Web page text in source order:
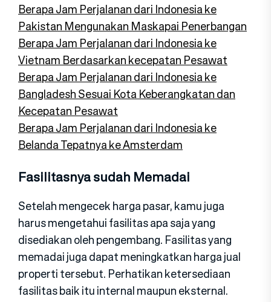
Berapa Jam Perjalanan dari Indonesia ke
Pakistan Mengunakan Maskapai Penerbangan
Berapa Jam Perjalanan dari Indonesia ke
Vietnam Berdasarkan kecepatan Pesawat
Berapa Jam Perjalanan dari Indonesia ke
Bangladesh Sesuai Kota Keberangkatan dan
Kecepatan Pesawat
Berapa Jam Perjalanan dari Indonesia ke
Belanda Tepatnya ke Amsterdam
Fasilitasnya sudah Memadai
Setelah mengecek harga pasar, kamu juga
harus mengetahui fasilitas apa saja yang
disediakan oleh pengembang. Fasilitas yang
memadai juga dapat meningkatkan harga jual
properti tersebut. Perhatikan ketersediaan
fasilitas baik itu internal maupun eksternal.